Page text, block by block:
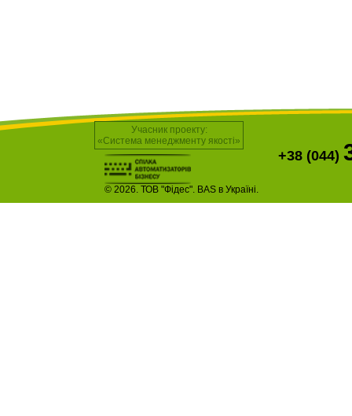
Учасник проекту:
«Система менеджменту якості»
© 2026. ТОВ "Фідес". BAS в Україні.
+38 (044)